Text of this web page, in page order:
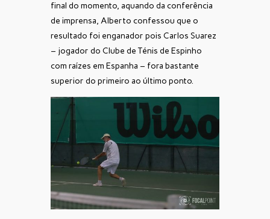
final do momento, aquando da conferência
de imprensa, Alberto confessou que o
resultado foi enganador pois Carlos Suarez
– jogador do Clube de Ténis de Espinho
com raízes em Espanha – fora bastante
superior do primeiro ao último ponto.